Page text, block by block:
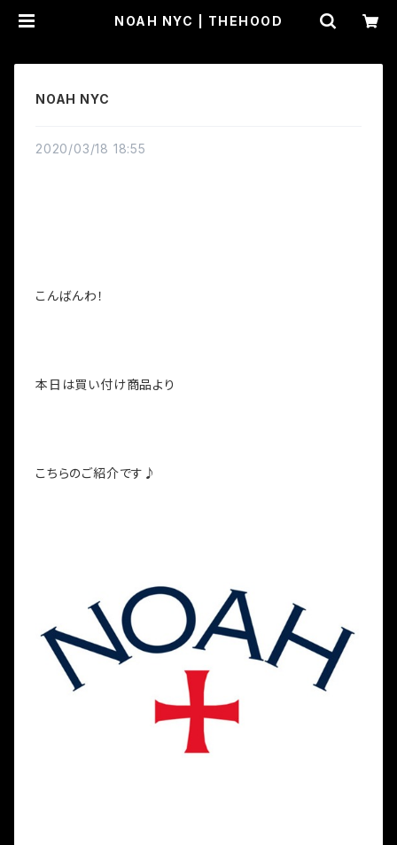
NOAH NYC | THEHOOD
NOAH NYC
2020/03/18 18:55
こんばんわ！
本日は買い付け商品より
こちらのご紹介です♪